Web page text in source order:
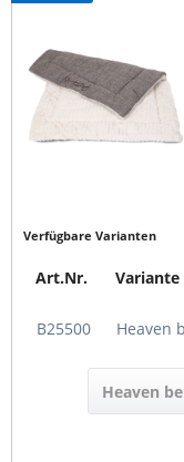
Verfügbare Varianten
Art.Nr. Variante
B25500 Heaven
Heaven